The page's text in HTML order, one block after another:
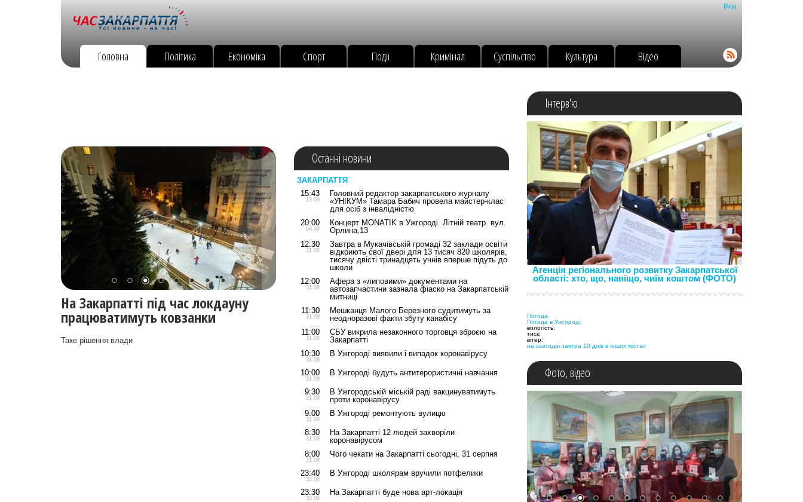
Вхід
Головна Політика Економіка Спорт Події Кримінал Суспільство Культура Відео
Від сьогодні в Україні починається
посилений карантин
До 25 січня
Останні новини
ЗАКАРПАТТЯ
15:43
13.09
Головний редактор закарпатського журналу
«УНІКУМ» Тамара Бабич провела майстер-клас
для осіб з інвалідністю
20:00
04.09
Концерт MONATIK в Ужгороді. Літній театр. вул.
Орлина,13
12:30
31.08
Завтра в Мукачівській громаді 32 заклади освіти
відкриють свої двері для 13 тисяч 820 школярів,
тисячу двісті тринадцять учнів вперше підуть до
школи
12:00
31.08
Афера з «липовими» документами на
автозапчастини зазнала фіаско на Закарпатській
митниці
11:30
31.08
Мешканця Малого Березного судитимуть за
неодноразові факти збуту канабісу
11:00
31.08
СБУ викрила незаконного торговця зброєю на
Закарпатті
10:30
31.08
В Ужгороді виявили і випадок коронавірусу
10:00
31.08
В Ужгороді будуть антитерористичні навчання
9:30
31.08
В Ужгородській міській раді вакцинуватимуть
проти коронавірусу
9:00
31.08
В Ужгороді ремонтують вулицю
8:30
31.08
На Закарпатті 12 людей захворіли
коронавірусом
8:00
31.08
Чого чекати на Закарпатті сьогодні, 31 серпня
23:40
30.08
В Ужгороді школярам вручили потфелики
23:30
30.08
На Закарпатті буде нова арт-локація
Інтерв'ю
Агенція регіонального розвитку Закарпатської
області: хто, що, навіщо, чиїм коштом (ФОТО)
Погода
Погода в Ужгороді
вологість:
тиск:
вітер:
на сьогодні завтра 10 днів в інших містах
Фото, відео